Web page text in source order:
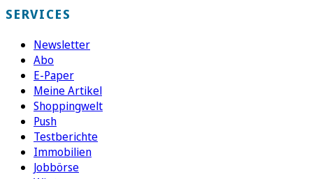
SERVICES
Newsletter
Abo
E-Paper
Meine Artikel
Shoppingwelt
Push
Testberichte
Immobilien
Jobbörse